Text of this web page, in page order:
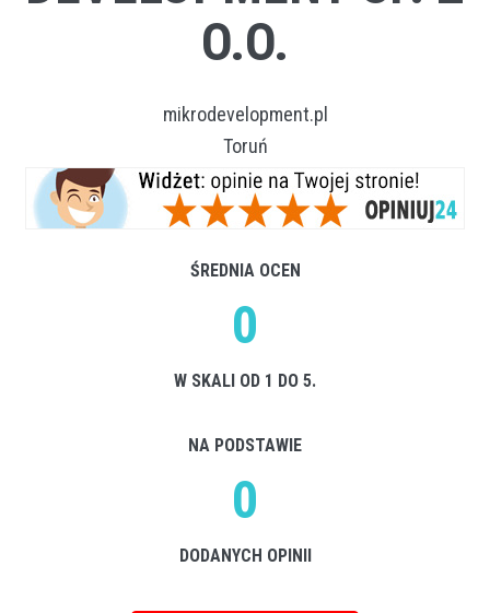
O.O.
mikrodevelopment.pl
Toruń
ŚREDNIA OCEN
0
W SKALI OD 1 DO 5.
NA PODSTAWIE
0
DODANYCH OPINII